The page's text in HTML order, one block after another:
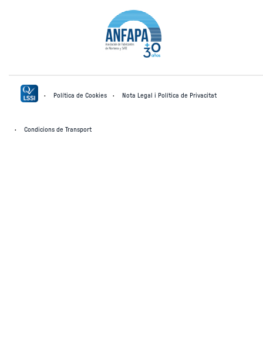
Política de Cookies Nota Legal i Política de Privacitat
Condicions de Transport